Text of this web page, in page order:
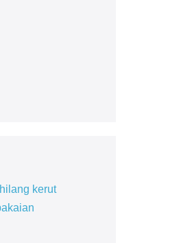
kerut